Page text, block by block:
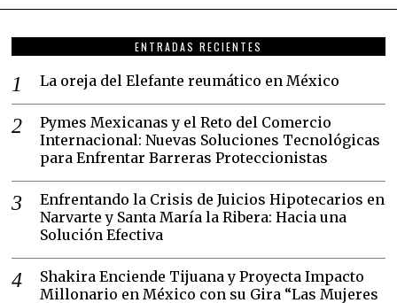
ENTRADAS RECIENTES
La oreja del Elefante reumático en México
Pymes Mexicanas y el Reto del Comercio
Internacional: Nuevas Soluciones Tecnológicas
para Enfrentar Barreras Proteccionistas
Enfrentando la Crisis de Juicios Hipotecarios en
Narvarte y Santa María la Ribera: Hacia una
Solución Efectiva
Shakira Enciende Tijuana y Proyecta Impacto
Millonario en México con su Gira “Las Mujeres